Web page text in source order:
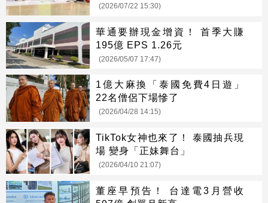
(2026/07/22 15:30)
華通要辦現金增資！ 首季大賺
195億 EPS 1.26元
(2026/05/07 17:47)
1億大麻換「泰國免費4日遊」
22名僧侶下場慘了
(2026/04/28 14:15)
TikTok女神也來了！ 泰國抽兵現
場 變身「正妹舞台」
(2026/04/10 21:07)
董座早預告！ 台達電3月營收